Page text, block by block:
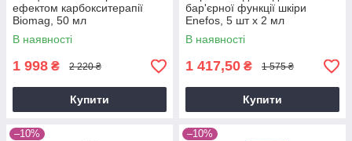
ефектом карбокситерапії
Biomag, 50 мл
В наявності
1 998 ₴ 2 220 ₴
Купити
бар'єрної функції шкіри
Enefos, 5 шт х 2 мл
В наявності
1 417,50 ₴ 1 575 ₴
Купити
–10% –10%